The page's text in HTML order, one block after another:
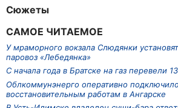
Сюжеты
САМОЕ ЧИТАЕМОЕ
У мраморного вокзала Слюдянки
паровоз «Лебедянка»
С начала года в Братске на газ перевели
Облкоммунэнерго оперативно
восстановительным работам в Ангарске